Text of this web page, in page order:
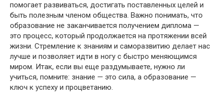
помогает развиваться, достигать поставленных целей и
быть полезным членом общества. Важно понимать, что
образование не заканчивается получением диплома —
это процесс, который продолжается на протяжении всей
жизни. Стремление к знаниям и саморазвитию делает нас
лучше и позволяет идти в ногу с быстро меняющимся
миром. Итак, если вы еще раздумываете, нужно ли
учиться, помните: знание — это сила, а образование —
ключ к успеху и процветанию.